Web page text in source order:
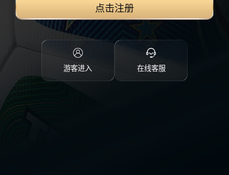
点击注册
游客进入 在线客服